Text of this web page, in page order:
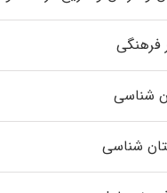
فرهنگی
شناسی
شناسی